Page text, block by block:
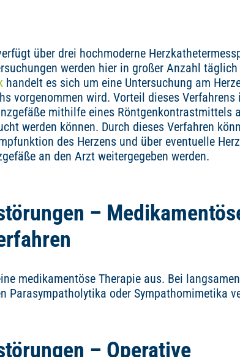
über drei hochmoderne
werden hier in großer Anzahl
handelt es sich um eine Untersuchung am
vorgenommen wird. Vorteil dieses Verfahrens
mithilfe eines Röntgenkontrastmittels
werden können. Durch dieses Verfahren
des Herzens und über eventuelle
an den Arzt weitergegeben werden.
–
medikamentöse Therapie aus. Bei langsamen
Parasympatholytika oder Sympathomimetika
– Operative